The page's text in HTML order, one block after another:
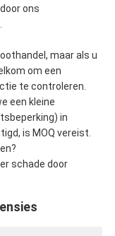
ons
maar als u
om een
te controleren.
een kleine
in
is MOQ vereist.
schade door